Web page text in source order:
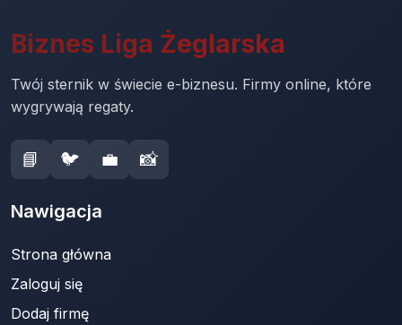
Biznes Liga Żeglarska
Twój sternik w świecie e-biznesu. Firmy online, które
wygrywają regaty.
📘 🐦 💼 📸
Nawigacja
Strona główna
Zaloguj się
Dodaj firmę